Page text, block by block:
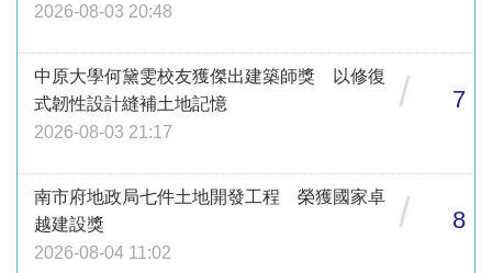
2026-08-03 20:48
中原大學何黛雯校友獲傑出建築師獎 以修復
式韌性設計縫補土地記憶
2026-08-03 21:17
/ 7
南市府地政局七件土地開發工程 榮獲國家卓
越建設獎
2026-08-04 11:02
/ 8